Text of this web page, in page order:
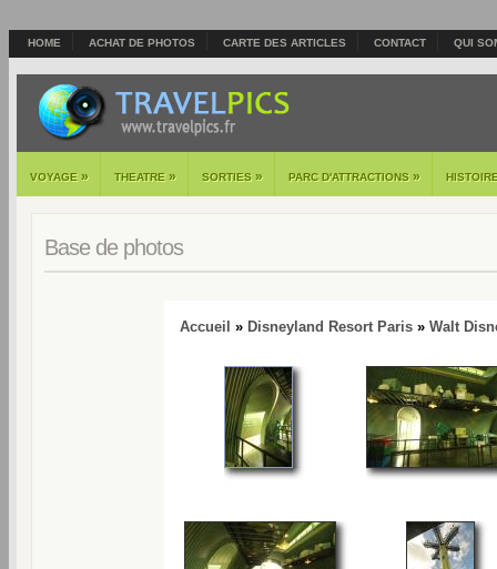
HOME ACHAT DE PHOTOS CARTE DES ARTICLES CONTACT QUI
VOYAGE » THEATRE » SORTIES » PARC D'ATTRACTIONS »
Base de photos
Accueil » Disneyland Resort Paris» Walt